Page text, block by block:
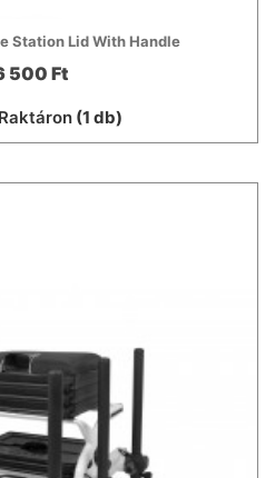
Station Lid With Handle
500 Ft
Raktáron(1 db)